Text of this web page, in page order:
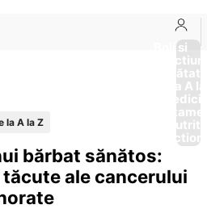
Boli si
Afectiuni
Sănătate
de la A
la A la Z
bărbat sănătos:
ale cancerului